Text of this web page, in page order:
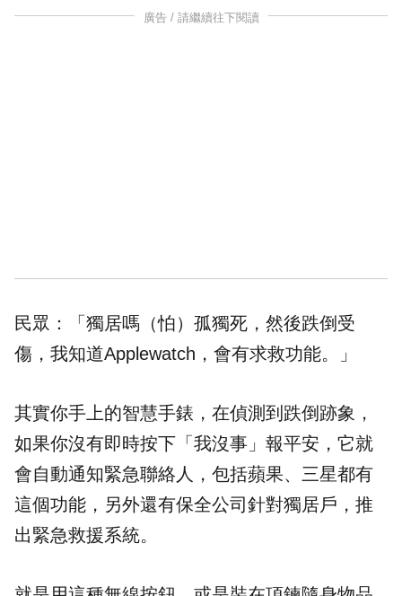
廣告 / 請繼續往下閱讀
民眾：「獨居嗎（怕）孤獨死，然後跌倒受
傷，我知道Applewatch，會有求救功能。」
其實你手上的智慧手錶，在偵測到跌倒跡象，
如果你沒有即時按下「我沒事」報平安，它就
會自動通知緊急聯絡人，包括蘋果、三星都有
這個功能，另外還有保全公司針對獨居戶，推
出緊急救援系統。